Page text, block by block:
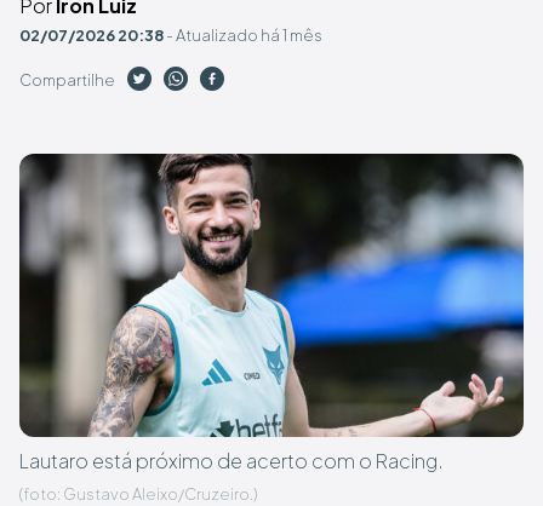
PorIron Luiz
02/07/2026 20:38- Atualizado há 1 mês
Compartilhe
Lautaro está próximo de acerto com o Racing.
(foto: Gustavo Aleixo/Cruzeiro.)